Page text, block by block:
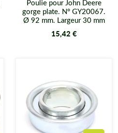
Poulie pour John Deere
gorge plate. N° GY20067.
Ø 92 mm. Largeur 30 mm
15,42 €